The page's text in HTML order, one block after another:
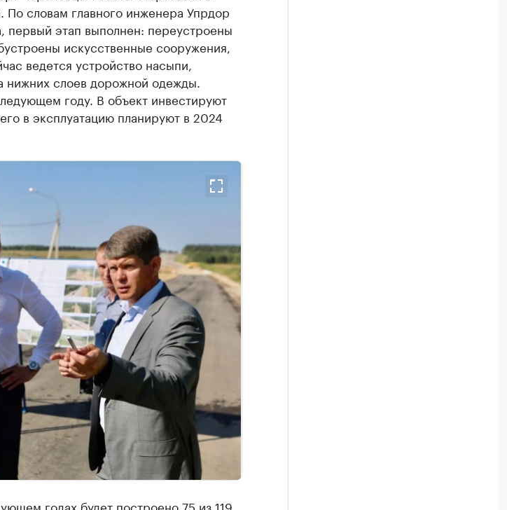
По словам главного инженера Упрдор
первый этап выполнен: переустроены
искусственные сооружения,
ведется устройство насыпи,
нижних слоев дорожной одежды.
году. В объект инвестируют
в эксплуатацию планируют в 2024
годах будет построено 75 из 119